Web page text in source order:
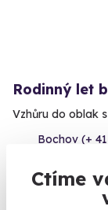
Ctíme
Rodinný let
Vzhůru do oblak
Bochov (+
20 870 Kč